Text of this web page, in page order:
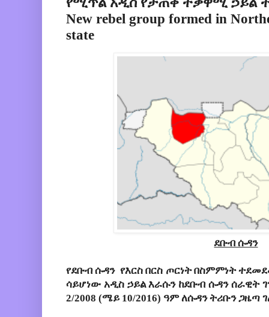
New rebel group formed in
state
ደቡብ ሱዳን
የደቡብ ሱዳን የእርስ በርስ ጦርነት በስምምነት
ሳይሆነው አዲስ ኃይል እራሱን ከደቡብ ሱዳን ሰራዊት
2/2008 (ሜይ 10/2016) ዓም ለሱዳን ትሪቡን ጋዜጣ